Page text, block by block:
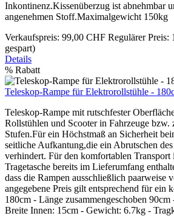
Inkontinenz.Kissenüberzug ist abnehmbar
angenehmen Stoff.Maximalgewicht 150kg
Verkaufspreis: 99,00 CHF Regulärer Preis:
gespart)
Details
% Rabatt
Teleskop-Rampe für Elektrorollstühle -
Teleskop-Rampe mit rutschfester
Rollstühlen und Scooter in Fahrzeuge bzw.
Stufen.Für ein Höchstmaß an Sicherheit
seitliche Aufkantung,die ein Abrutschen
verhindert. Für den komfortablen Transport
Tragetasche bereits im Lieferumfang
dass die Rampen ausschließlich paarweise
angegebene Preis gilt entsprechend für ein
180cm - Länge zusammengeschoben
Breite Innen: 15cm - Gewicht: 6.7kg -